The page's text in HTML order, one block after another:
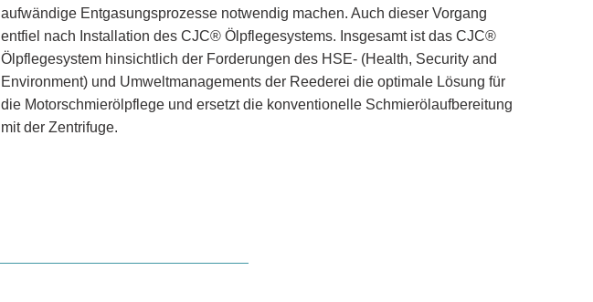
aufwändige Entgasungsprozesse notwendig machen. Auch dieser Vorgang
entfiel nach Installation des CJC® Ölpflegesystems. Insgesamt ist das CJC®
Ölpflegesystem hinsichtlich der Forderungen des HSE- (Health, Security and
Environment) und Umweltmanagements der Reederei die optimale Lösung für
die Motorschmierölpflege und ersetzt die konventionelle Schmierölaufbereitung
mit der Zentrifuge.